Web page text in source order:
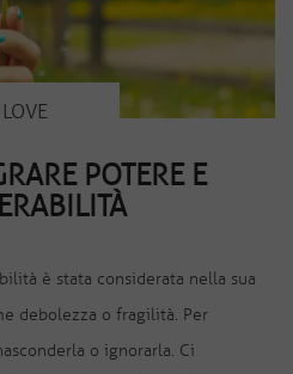
LOVE
POTERE E
è stata considerata nella sua
debolezza o fragilità. Per
o ignorarla. Ci